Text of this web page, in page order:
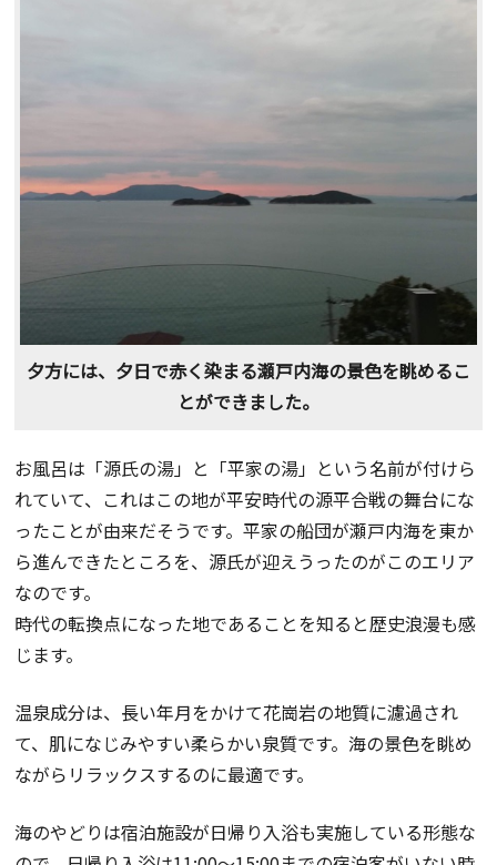
夕方には、夕日で赤く染まる瀬戸内海の景色を眺めるこ
とができました。
お風呂は「源氏の湯」と「平家の湯」という名前が付けら
れていて、これはこの地が平安時代の源平合戦の舞台にな
ったことが由来だそうです。平家の船団が瀬戸内海を東か
ら進んできたところを、源氏が迎えうったのがこのエリア
なのです。
時代の転換点になった地であることを知ると歴史浪漫も感
じます。
温泉成分は、長い年月をかけて花崗岩の地質に濾過され
て、肌になじみやすい柔らかい泉質です。海の景色を眺め
ながらリラックスするのに最適です。
海のやどりは宿泊施設が日帰り入浴も実施している形態な